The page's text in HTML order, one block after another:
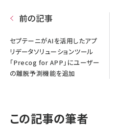
前の記事
セプテーニがAIを活用したアプ
リデータソリューションツール
「Precog for APP」にユーザー
の離脱予測機能を追加
この記事の筆者